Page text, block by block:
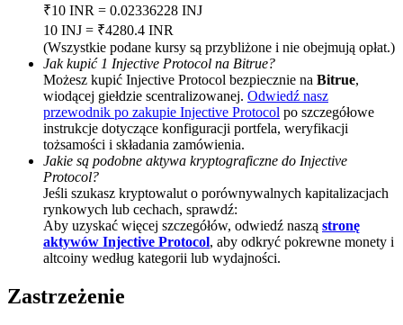
Deposit & Trade BTC to Share 25000 USDT prize pool!
Deposit CASHCAT & Win
Share 500000 CASHCAT prize pool
Exclusive for BitMart Users
Register & Trade to Win 500,000 USDT
₹10 INR = 0.02336228 INJ
10 INJ = ₹4280.4 INR
(Wszystkie podane kursy są przybliżone i nie obejmują opłat.)
Jak kupić 1 Injective Protocol na Bitrue?
Możesz kupić Injective Protocol bezpiecznie na Bitrue,
wiodącej giełdzie scentralizowanej. Odwiedź nasz
przewodnik po zakupie Injective Protocol po szczegółowe
instrukcje dotyczące konfiguracji portfela, weryfikacji
tożsamości i składania zamówienia.
Jakie są podobne aktywa kryptograficzne do Injective
Protocol?
Jeśli szukasz kryptowalut o porównywalnych kapitalizacjach
rynkowych lub cechach, sprawdź:
Aby uzyskać więcej szczegółów, odwiedź naszą stronę
aktywów Injective Protocol, aby odkryć pokrewne monety i
altcoiny według kategorii lub wydajności.
Zastrzeżenie